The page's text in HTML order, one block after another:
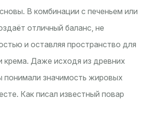
В комбинации с печеньем или
отличный баланс, не
и оставляя пространство для
крема. Даже исходя из древних
понимали значимость жировых
Как писал известный повар